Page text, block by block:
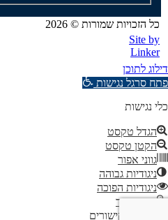
כל הזכויות שמורות © 2026
Site by
Linker
דילוג לתוכן
פתח סרגל נגישות
כלי נגישות
הגדל טקסט
הקטן טקסט
גווני אפור
ניגודיות גבוהה
ניגודיות הפוכה
רקע בהיר
הדגשת קישורים